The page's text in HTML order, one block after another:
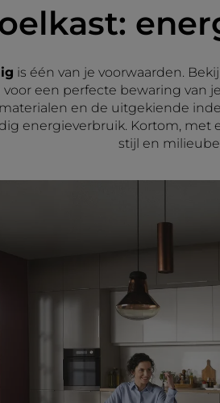
is één van je voorwaarden.
een perfecte bewaring van
en de uitgekiende
energieverbruik. Kortom,
stijl en